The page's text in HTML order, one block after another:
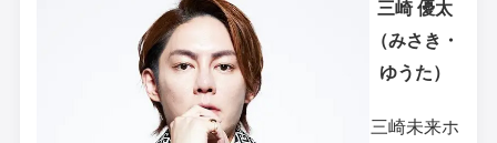
三崎 優太
（みさき・
ゆうた）
三崎未来ホ